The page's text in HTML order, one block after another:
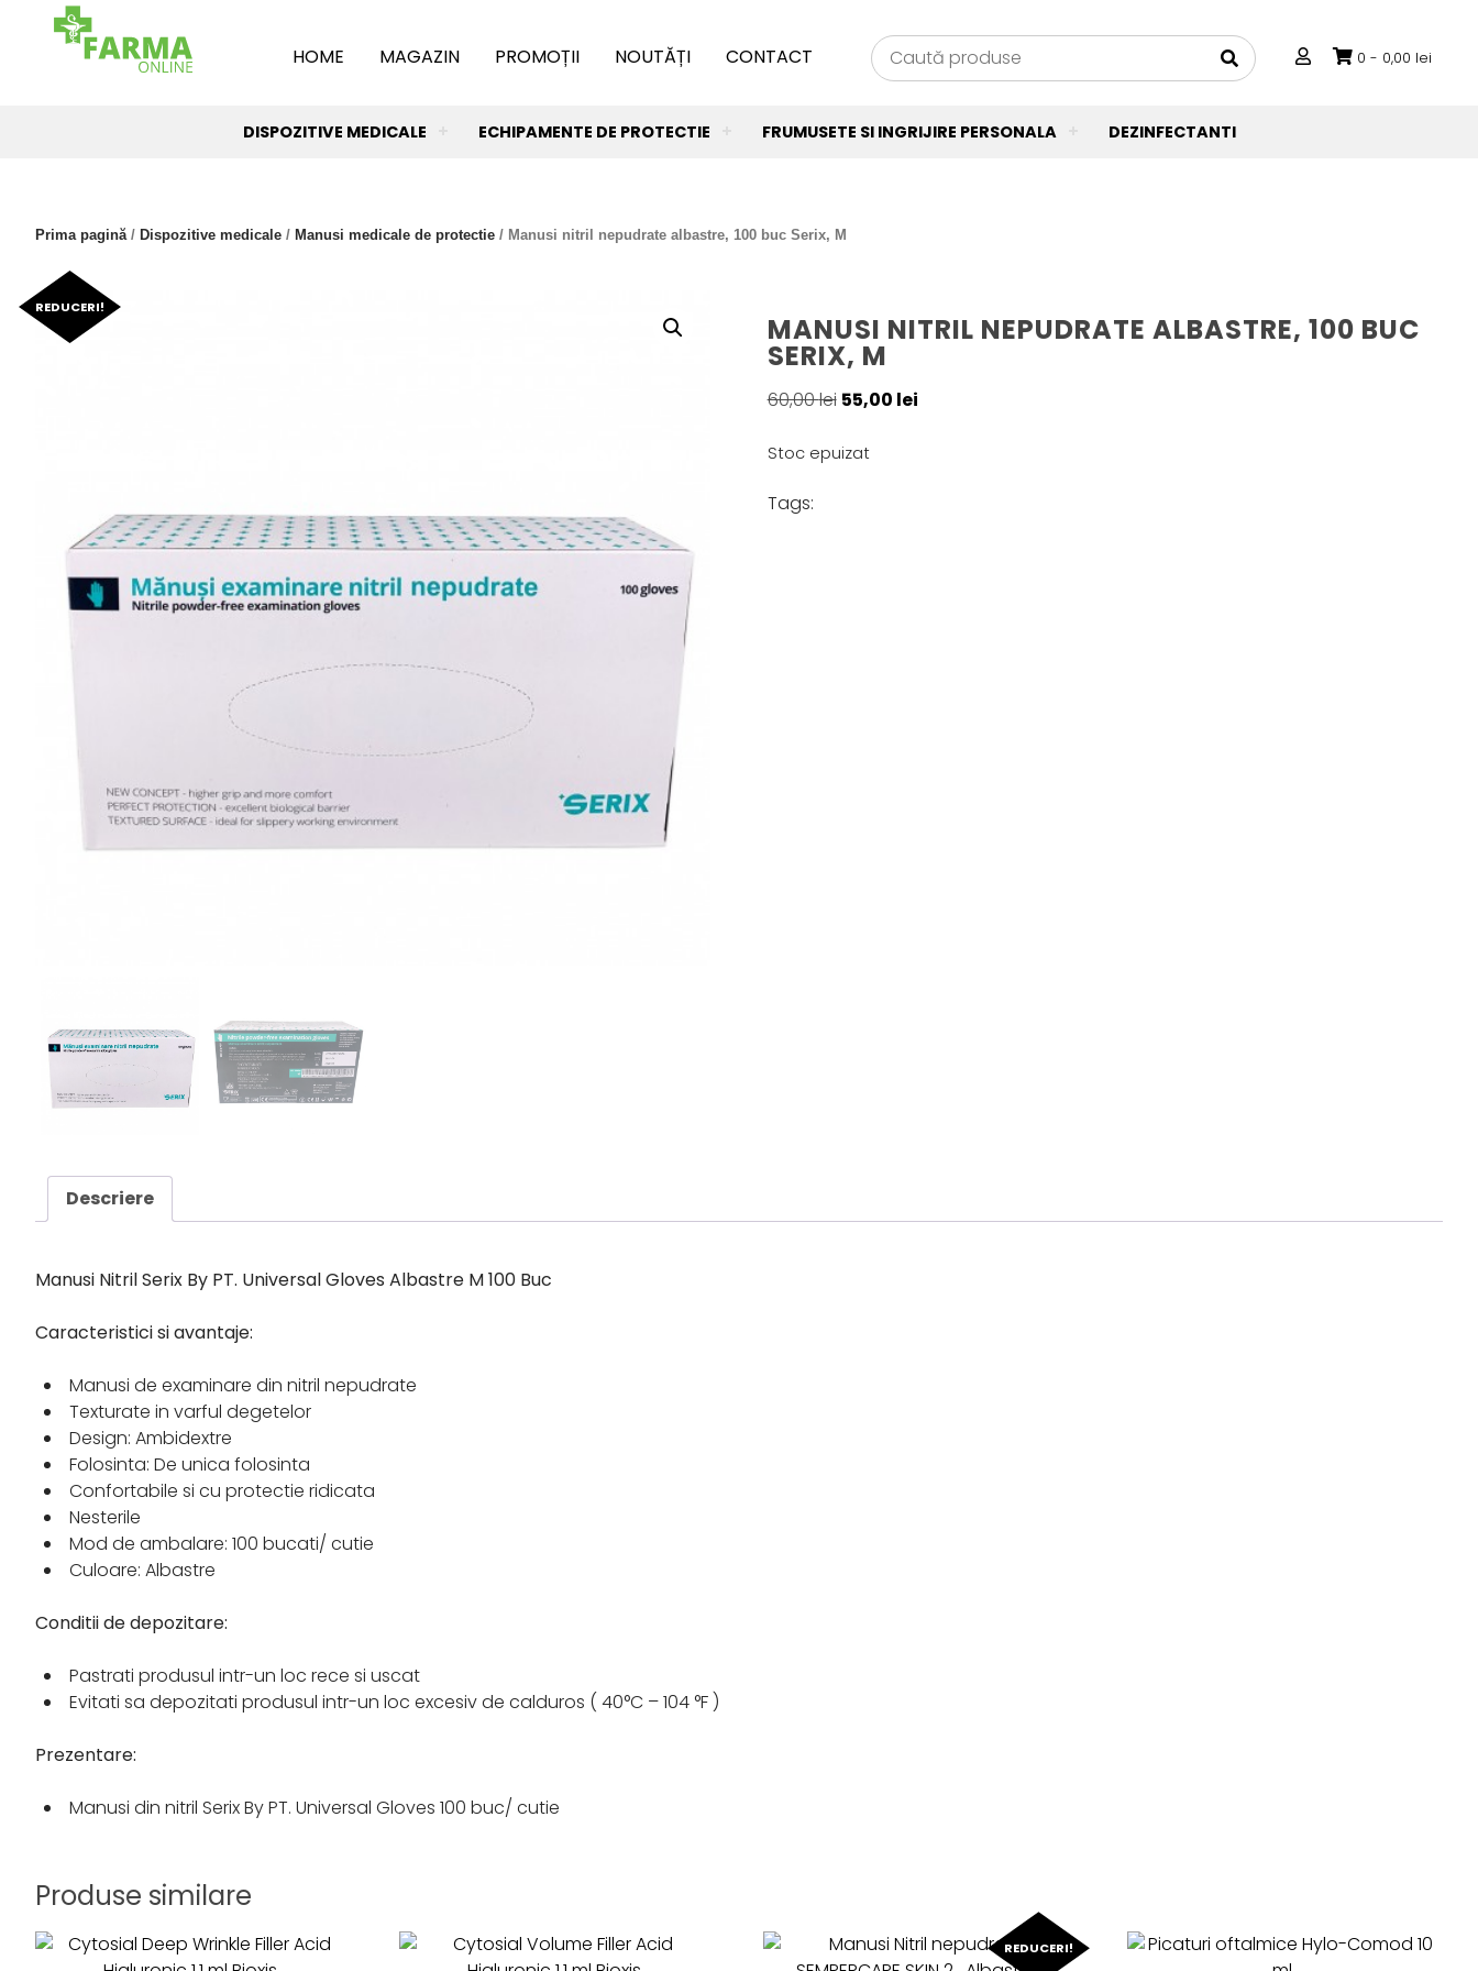
HOME MAGAZIN PROMOȚII NOUTĂȚI CONTACT 0 - 0,00 lei
DISPOZITIVE MEDICALE ECHIPAMENTE DE PROTECTIE FRUMUSETE SI INGRIJIRE PERSONALA DEZINFECTANTI
Prima pagină / Dispozitive medicale / Manusi medicale de protectie / Manusi nitril nepudrate albastre, 100 buc Serix, M
REDUCERI!
MANUSI NITRIL NEPUDRATE ALBASTRE, 100 BUC
SERIX, M
60,00lei Prețul
a
55,00 leiPrețul
Stoc epuizat
Tags:
Descriere
Manusi Nitril Serix By PT. Universal Gloves Albastre M 100 Buc
Caracteristici si avantaje:
Manusi de examinare din nitril nepudrate ​
Texturate in varful degetelor​
Design: Ambidextre ​
Folosinta: De unica folosinta​
Confortabile si cu protectie ridicata​
Nesterile​
Mod de ambalare: 100 bucati/ cutie​
Culoare: Albastre
Conditii de depozitare:
Pastrati produsul intr-un loc rece si uscat ​
Evitati sa depozitati produsul intr-un loc excesiv de calduros ( 40°C – 104 °F )
Prezentare:
Manusi din nitril Serix By PT. Universal Gloves 100 buc/ cutie
Produse similare
REDUCERI!